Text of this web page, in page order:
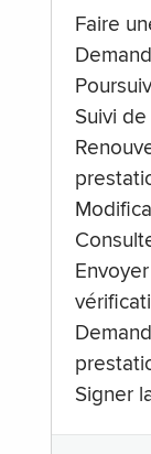
Faire
Suivi
Signer